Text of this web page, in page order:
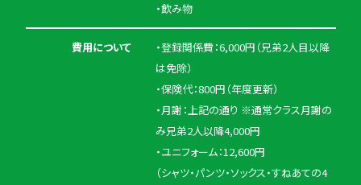
・飲み物
費用について
・登録関係費：6,000円（兄弟2人目以降
は免除）
・保険代：800円（年度更新）
・月謝：上記の通り ※通常クラス月謝の
み兄弟2人以降4,000円
・ユニフォーム：12,600円
（シャツ・パンツ・ソックス・すねあての4